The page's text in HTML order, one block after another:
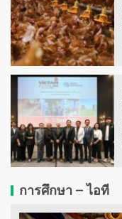
การศึกษา – ไอที